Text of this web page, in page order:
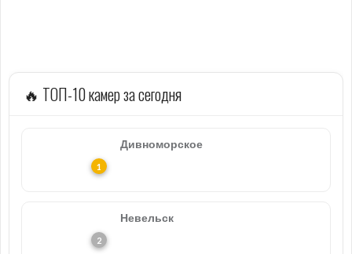
🔥 ТОП-10 камер за сегодня
Дивноморское
Невельск